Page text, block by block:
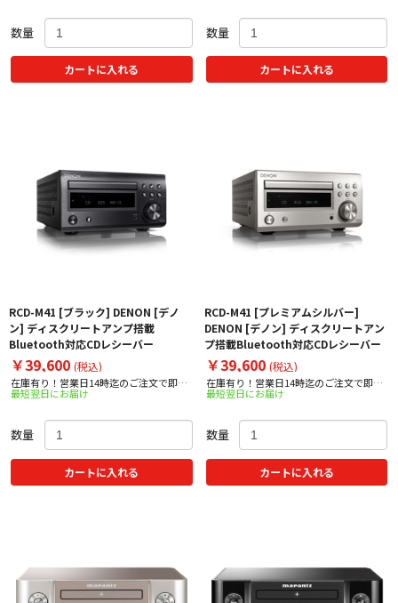
数量
カートに入れる
数量
カートに入れる
RCD-M41 [ブラック] DENON [デノ
ン] ディスクリートアンプ搭載
Bluetooth対応CDレシーバー
￥39,600 (税込)
在庫有り！営業日14時迄のご注文で即日
出荷！
最短翌日にお届け
数量
カートに入れる
RCD-M41 [プレミアムシルバー]
DENON [デノン] ディスクリートアン
プ搭載Bluetooth対応CDレシーバー
￥39,600 (税込)
在庫有り！営業日14時迄のご注文で即日
出荷！
最短翌日にお届け
数量
カートに入れる